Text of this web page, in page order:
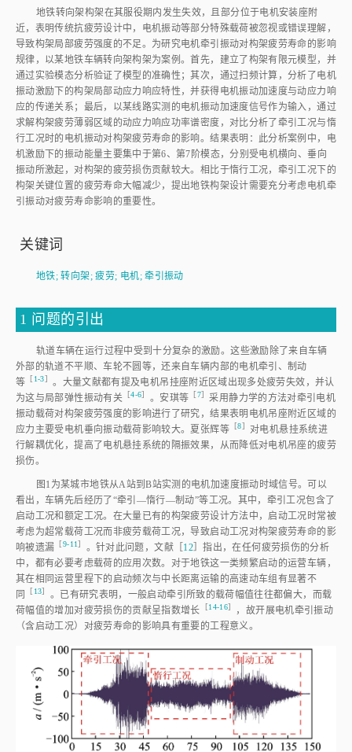
地铁转向架构架在其服役期内发生失效，且部分位于电机安装座附
近，表明传统抗疲劳设计中，电机振动等部分特殊载荷被忽视或错误理解，
导致构架局部疲劳强度的不足。为研究电机牵引振动对构架疲劳寿命的影响
规律，以某地铁车辆转向架构架为案例。首先，建立了构架有限元模型，并
通过实验模态分析验证了模型的准确性；其次，通过扫频计算，分析了电机
振动激励下的构架局部动应力响应特性，并获得电机振动加速度与动应力响
应的传递关系；最后，以某线路实测的电机振动加速度信号作为输入，通过
求解构架疲劳薄弱区域的动应力响应功率谱密度，对比分析了牵引工况与惰
行工况时的电机振动对构架疲劳寿命的影响。结果表明：此分析案例中，电
机激励下的振动能量主要集中于第6、第7阶模态，分别受电机横向、垂向
振动所激起，对构架的疲劳损伤贡献较大。相比于惰行工况，牵引工况下的
构架关键位置的疲劳寿命大幅减少，提出地铁构架设计需要充分考虑电机牵
引振动对疲劳寿命影响的重要性。
关键词
地铁;转向架;疲劳; 电机;牵引振动
1 问题的引出
轨道车辆在运行过程中受到十分复杂的激励。这些激励除了来自车辆
外部的轨道不平顺、车轮不圆等，还来自车辆内部的电机牵引、制动
等 ［ 1⁃3］ 。大量文献都有提及电机吊挂座附近区域出现多处疲劳失效，并认
为这与局部弹性振动有关 ［4⁃6］ 。安琪等 ［7］ 采用静力学的方法对牵引电机
振动载荷对构架疲劳强度的影响进行了研究，结果表明电机吊座附近区域的
应力主要受电机垂向振动载荷影响较大。夏张辉等［8］ 对电机悬挂系统进
行解耦优化，提高了电机悬挂系统的隔振效果，从而降低对电机吊座的疲劳
损伤。
图1 为某城市地铁从A站到B站实测的电机加速度振动时域信号。可以
看出，车辆先后经历了“牵引—惰行—制动”等工况。其中，牵引工况包含了
启动工况和额定工况。在大量已有的构架疲劳设计方法中，启动工况时常被
考虑为超常载荷工况而非疲劳载荷工况，导致启动工况对构架疲劳寿命的影
响被遗漏 ［9⁃11］ 。针对此问题，文献［ 12］指出，在任何疲劳损伤的分析
中，都有必要考虑载荷的应用次数。对于地铁这一类频繁启动的运营车辆，
其在相同运营里程下的启动频次与中长距离运输的高速动车组有显著不
同
［ 13］ 。已有研究表明，一般启动牵引所致的载荷幅值往往都偏大，而载
荷幅值的增加对疲劳损伤的贡献呈指数增长 ［14⁃16］
，故开展电机牵引振动
（含启动工况）对疲劳寿命的影响具有重要的工程意义。